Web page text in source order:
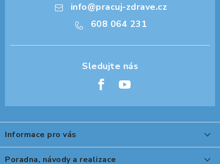
info@pracuj-zdrave.cz
608 064 231
á
p
a
Informace pro vás
Poradna, návody a realizace